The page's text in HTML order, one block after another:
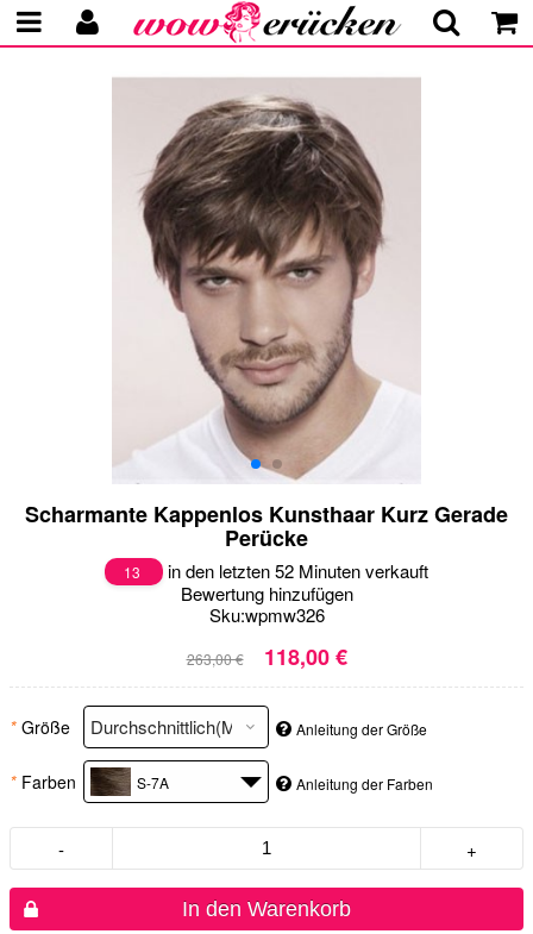
Scharmante Kappenlos Kunsthaar Kurz Gerade
Perücke
13
in den letzten 52 Minuten verkauft
Bewertung hinzufügen
Sku:wpmw326
263,00 € 118,00 €
* Größe Anleitung der Größe
* Farben S-7A Anleitung der Farben
- +
In den Warenkorb